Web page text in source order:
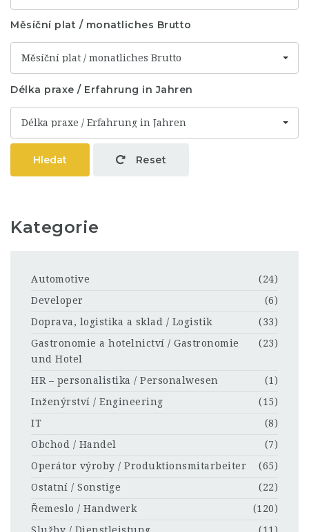
Měsíční plat / monatliches Brutto
Měsíční plat / monatliches Brutto
Délka praxe / Erfahrung in Jahren
Délka praxe / Erfahrung in Jahren
Hledat Reset
Kategorie
Automotive
(24)
Developer
(6)
Doprava, logistika a sklad / Logistik
(33)
Gastronomie a hotelnictví / Gastronomie
und Hotel
(23)
HR – personalistika / Personalwesen
(1)
Inženýrství / Engineering
(15)
IT
(8)
Obchod / Handel
(7)
Operátor výroby / Produktionsmitarbeiter
(65)
Ostatní / Sonstige
(22)
Řemeslo / Handwerk
(120)